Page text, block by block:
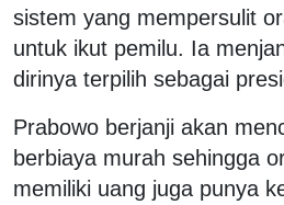
sistem yang mempersulit
untuk ikut pemilu. Ia
dirinya terpilih sebagai
Prabowo berjanji akan
berbiaya murah sehingga
memiliki uang juga punya